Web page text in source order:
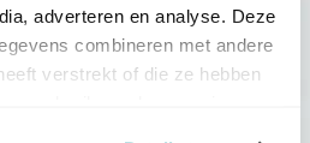
adverteren en analyse. Deze
combineren met andere
verstrekt of die ze hebben